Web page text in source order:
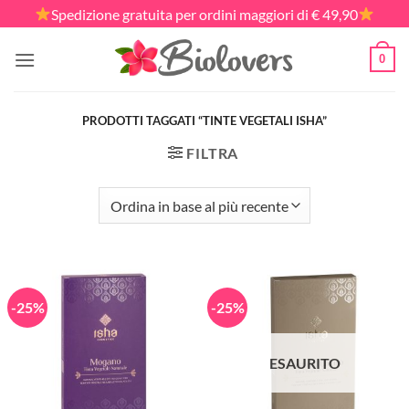
ai
contenuti
Spedizione gratuita per ordini maggiori di € 49,90
0
PRODOTTI TAGGATI “TINTE VEGETALI ISHA”
FILTRA
-25% -25%
ESAURITO